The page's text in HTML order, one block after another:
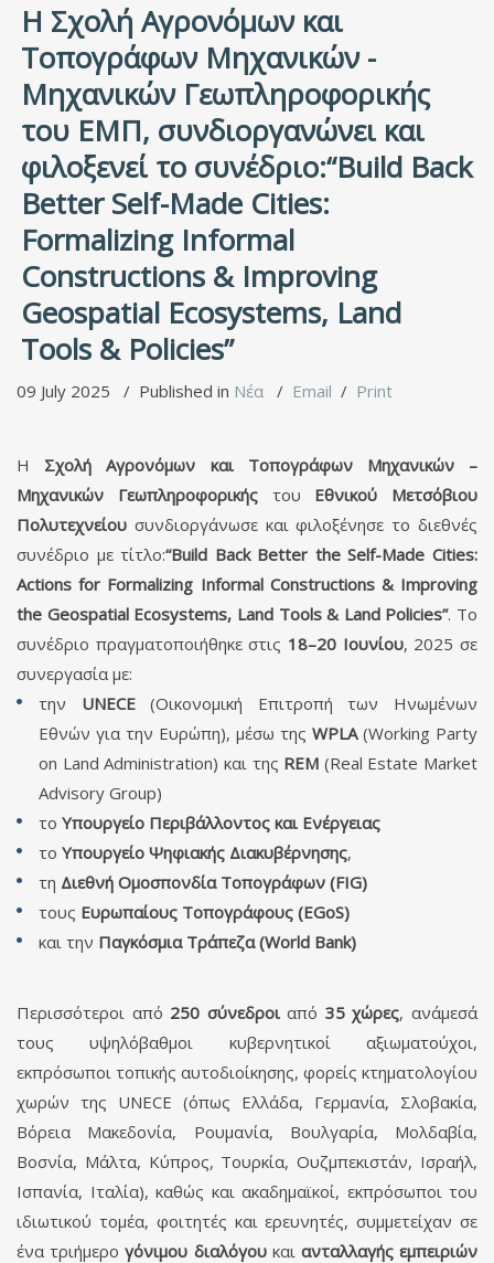
Η Σχολή Αγρονόμων και
Τοπογράφων Μηχανικών -
Μηχανικών Γεωπληροφορικής
του ΕΜΠ, συνδιοργανώνει και
φιλοξενεί το συνέδριο:“Build Back
Better Self-Made Cities:
Formalizing Informal
Constructions & Improving
Geospatial Ecosystems, Land
Tools & Policies”
09 July 2025 Published in Νέα Email Print
Η Σχολή Αγρονόμων και Τοπογράφων Μηχανικών –
Μηχανικών Γεωπληροφορικήςτου Εθνικού Μετσόβιου
Πολυτεχνείου συνδιοργάνωσε και φιλοξένησε το διεθνές
συνέδριο με τίτλο:“Build Back Better the Self-Made Cities:
Actions for Formalizing Informal Constructions& Improving
the Geospatial Ecosystems, Land Tools& Land Policies”. Το
συνέδριο πραγματοποιήθηκε στις 18–20 Ιουνίου, 2025 σε
συνεργασία με:
την UNECE(Οικονομική Επιτροπή των Ηνωμένων
Εθνών για την Ευρώπη), μέσω της WPLA(Working Party
on Land Administration) και της REM (Real Estate Market
Advisory Group)
το Υπουργείο Περιβάλλοντος και Ενέργειας
το Υπουργείο Ψηφιακής Διακυβέρνησης,
τη Διεθνή Ομοσπονδία Τοπογράφων (FIG)
τους Ευρωπαίους Τοπογράφους (EGoS)
και την Παγκόσμια Τράπεζα (World Bank)
Περισσότεροι από 250 σύνεδροιαπό 35 χώρες, ανάμεσά
τους υψηλόβαθμοι κυβερνητικοί αξιωματούχοι,
εκπρόσωποι τοπικής αυτοδιοίκησης, φορείς κτηματολογίου
χωρών της UNECE (όπως Ελλάδα, Γερμανία, Σλοβακία,
Βόρεια Μακεδονία, Ρουμανία, Βουλγαρία, Μολδαβία,
Βοσνία, Μάλτα, Κύπρος, Τουρκία, Ουζμπεκιστάν, Ισραήλ,
Ισπανία, Ιταλία), καθώς και ακαδημαϊκοί, εκπρόσωποι του
ιδιωτικού τομέα, φοιτητές και ερευνητές, συμμετείχαν σε
ένα τριήμερογόνιμου διαλόγουκαι ανταλλαγής εμπειριών